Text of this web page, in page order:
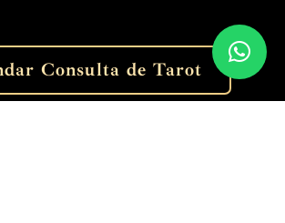
Consulta de Tarot